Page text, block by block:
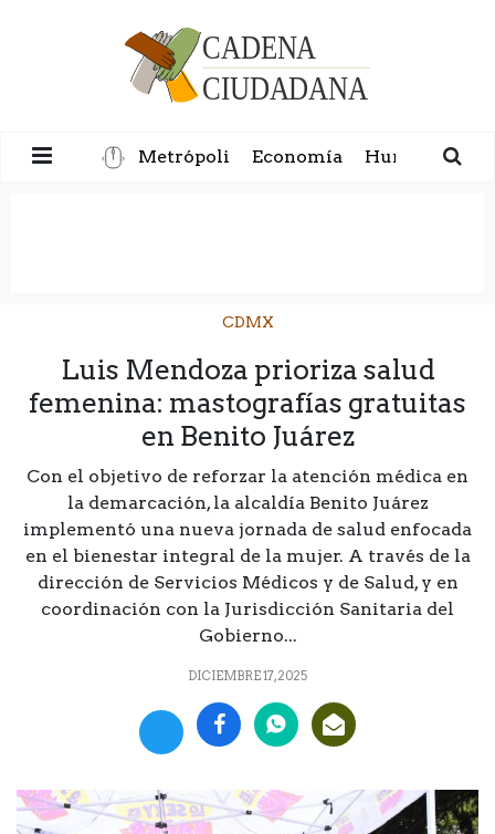
Metrópoli Economía Humanidad
CDMX
Luis Mendoza prioriza salud
femenina: mastografías gratuitas
en Benito Juárez
Con el objetivo de reforzar la atención médica en
la demarcación, la alcaldía Benito Juárez
implementó una nueva jornada de salud enfocada
en el bienestar integral de la mujer. A través de la
dirección de Servicios Médicos y de Salud, y en
coordinación con la Jurisdicción Sanitaria del
Gobierno...
DICIEMBRE 17, 2025